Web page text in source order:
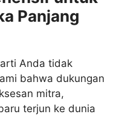
Panjang
Anda tidak
bahwa dukungan
mitra,
terjun ke dunia